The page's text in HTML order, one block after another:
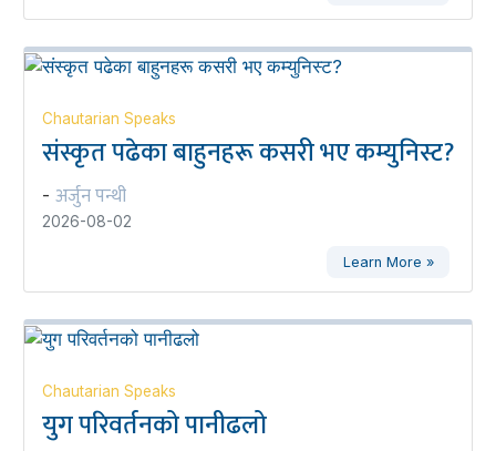
Chautarian Speaks
संस्कृत पढेका बाहुनहरू कसरी भए कम्युनिस्ट?
- अर्जुन पन्थी
2026-08-02
Learn More »
Chautarian Speaks
युग परिवर्तनको पानीढलो